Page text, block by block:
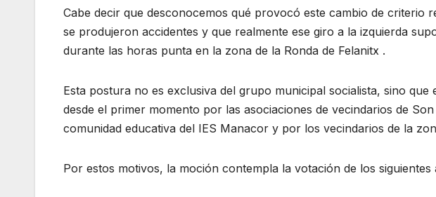
Cabe decir que desconocemos qué provocó este cambio de criterio
se produjeron accidentes y que realmente ese giro a la izquierda
durante las horas punta en la zona de la Ronda de Felanitx .
Esta postura no es exclusiva del grupo municipal socialista, sino que
desde el primer momento por las asociaciones de vecindarios de
comunidad educativa del IES Manacor y por los vecindarios de la
Por estos motivos, la moción contempla la votación de los siguientes